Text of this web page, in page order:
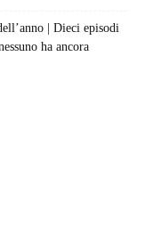
| Dieci episodi
ha ancora